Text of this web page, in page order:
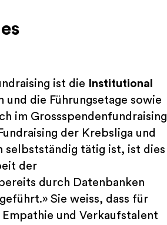
ist die
Institutional
und die Führungsetage sowie
im Grossspendenfundraising
der Krebsliga und
selbstständig tätig ist, ist dies
der
durch Datenbanken
Sie weiss, dass für
und Verkaufstalent